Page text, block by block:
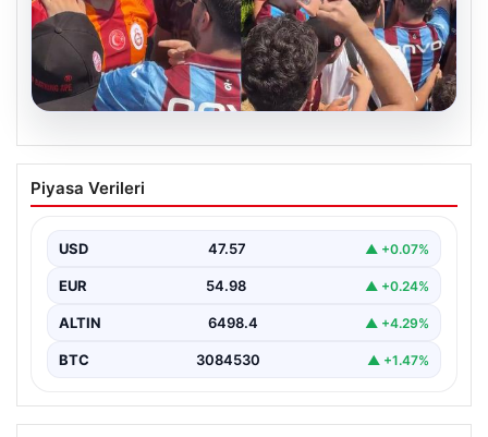
05.08.2026
Mohamed Salah’ı karşılamaya gelen
Galatasaraylı taraftarı pişman ettiler!
Piyasa Verileri
USD 47.57 ▲ +0.07%
EUR 54.98 ▲ +0.24%
ALTIN 6498.4 ▲ +4.29%
BTC 3084530 ▲ +1.47%